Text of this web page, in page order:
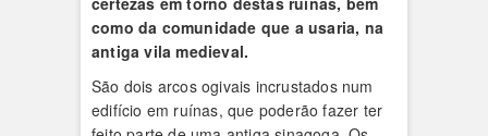
como da comunidade que a usaria, na
antiga vila medieval.
São dois arcos ogivais incrustados num
edifício em ruínas, que poderão fazer ter